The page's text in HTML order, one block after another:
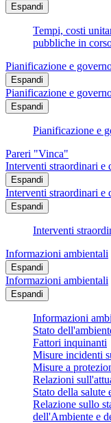
Espandi
Tempi, costi
pubbliche in
Pianificazione e
Espandi
Pianificazione e
Espandi
Pianificazione e
Pareri "Vinca"
Interventi straordinari e
Espandi
Interventi straordinari e
Espandi
Interventi
Informazioni ambientali
Espandi
Informazioni ambientali
Espandi
Informazioni
Stato
Fattori inquinanti
Misure incidenti
Misure a
Relazioni
Stato della salute
Relazione sullo
dell'Ambiente e